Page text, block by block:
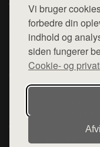
Vi bruger
forbedre din
indhold og
siden fungerer
Cookie- og
Top Rabatter
Blog
Kontakt
Denne side er en del
hjemmesider med
diverse webshops.